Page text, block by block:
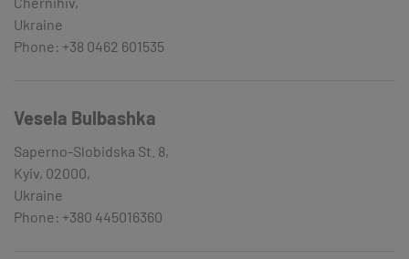
Ukraine
Phone: +38 0462 601535
Vesela Bulbashka
Saperno-Slobidska St. 8,
Kyiv, 02000,
Ukraine
Phone: +380 445016360